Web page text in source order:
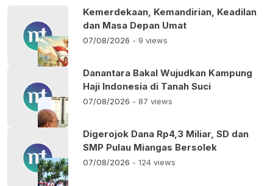
Kemerdekaan, Kemandirian, Keadilan
dan Masa Depan Umat
07/08/2026 - 9 views
Danantara Bakal Wujudkan Kampung
Haji Indonesia di Tanah Suci
07/08/2026 - 87 views
Digerojok Dana Rp4,3 Miliar, SD dan
SMP Pulau Miangas Bersolek
07/08/2026 - 124 views